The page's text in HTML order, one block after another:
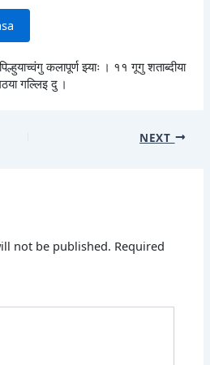
कलापूर्ण झ्याः । ११ गूगु शताब्दीया
गल्लिइ दु ।
NEXT
not be published. Required